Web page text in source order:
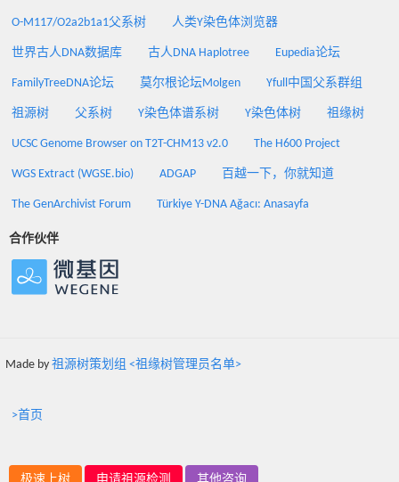
O-M117/O2a2b1a1父系树 人类Y染色体浏览器
世界古人DNA数据库 古人DNA Haplotree Eupedia论坛
FamilyTreeDNA论坛 莫尔根论坛Molgen Yfull中国父系群组
祖源树 父系树 Y染色体谱系树 Y染色体树 祖缘树
UCSC Genome Browser on T2T-CHM13 v2.0 The H600 Project
WGS Extract (WGSE.bio) ADGAP 百越一下，你就知道
The GenArchivist Forum Türkiye Y-DNA Ağacı: Anasayfa
合作伙伴
Made by 祖源树策划组 <祖缘树管理员名单>
>首页